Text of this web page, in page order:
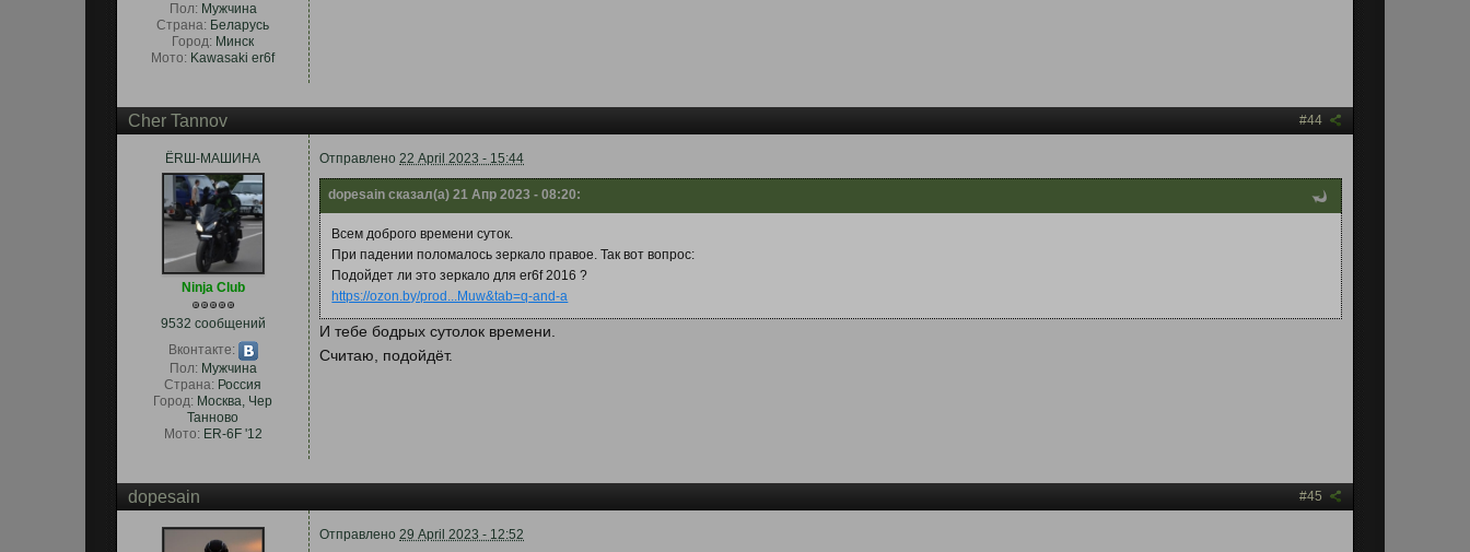
Пол: Мужчина
Страна: Беларусь
Город: Минск
Мото: Kawasaki er6f
#44
Cher Tannov
ЁRШ-МАШИНА
Ninja Club
9532 сообщений
Вконтакте:
Пол: Мужчина
Страна: Россия
Город: Москва, Чер
Танново
Мото: ER-6F '12
Отправлено22 April 2023 - 15:44
dopesain сказал(а) 21 Апр 2023 - 08:20:
Всем доброго времени суток.
При падении поломалось зеркало правое. Так вот вопрос:
Подойдет ли это зеркало для er6f 2016 ?
https://ozon.by/prod...Muw&tab=q-and-a
И тебе бодрых сутолок времени.
Считаю, подойдёт.
#45
dopesain
Отправлено29 April 2023 - 12:52